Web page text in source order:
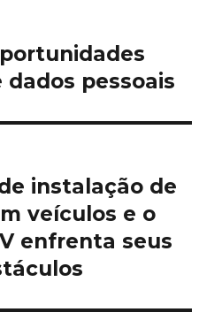
dados pessoais
instalação de
veículos e o
enfrenta seus